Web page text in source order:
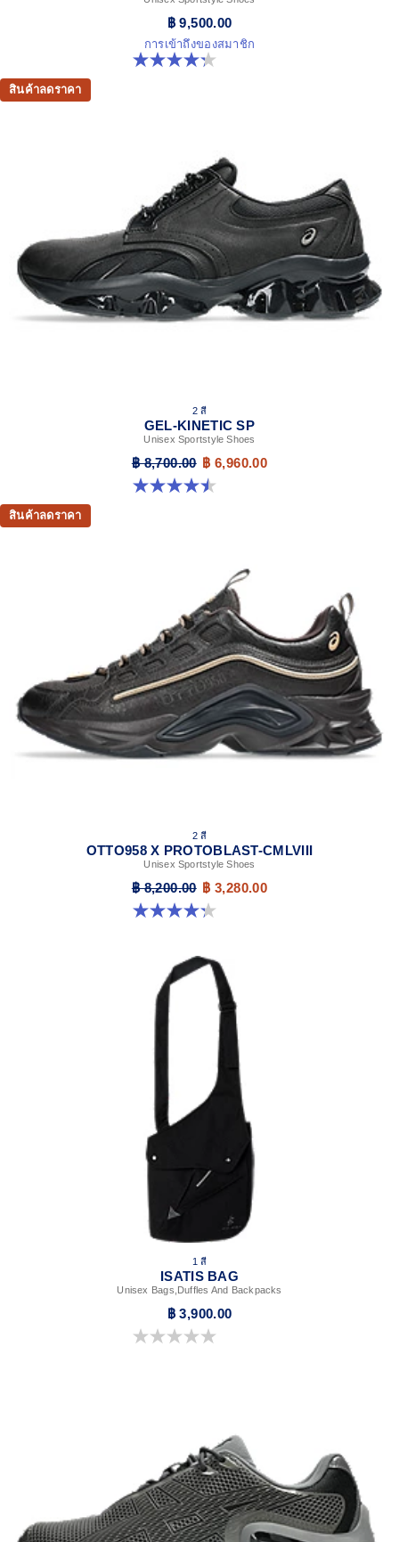
฿ 9,500.00
การเข้าถึงของสมาชิก
4.3 จาก 5 ดาว 15 รีวิว
สินค้าลดราคา
2 สี
GEL-KINETIC SP
Unisex Sportstyle Shoes
฿ 8,700.00 ฿ 6,960.00
4.5 จาก 5 ดาว 14 รีวิว
สินค้าลดราคา
2 สี
OTTO958 X PROTOBLAST-CMLVIII
Unisex Sportstyle Shoes
฿ 8,200.00 ฿ 3,280.00
4.3 จาก 5 ดาว 12 รีวิว
1 สี
ISATIS BAG
Unisex Bags,Duffles And Backpacks
฿ 3,900.00
0.0 จาก 5 ดาว